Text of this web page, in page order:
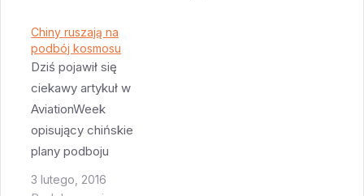
Chiny ruszają na
podbój kosmosu
Dziś pojawił się
ciekawy artykuł w
AviationWeek
opisujący chińskie
plany podboju
kosmosu na rok 2016.
3 lutego, 2016